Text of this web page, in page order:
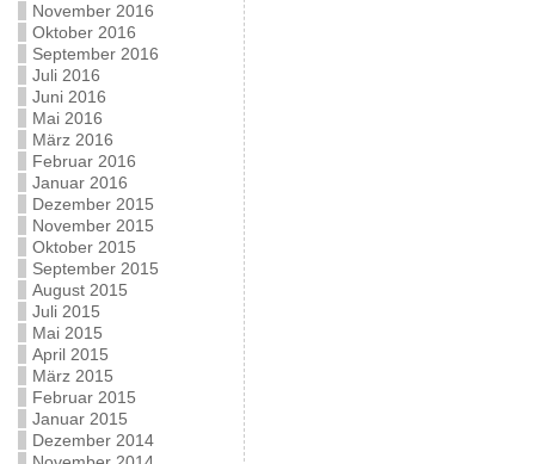
November 2016
Oktober 2016
September 2016
Juli 2016
Juni 2016
Mai 2016
März 2016
Februar 2016
Januar 2016
Dezember 2015
November 2015
Oktober 2015
September 2015
August 2015
Juli 2015
Mai 2015
April 2015
März 2015
Februar 2015
Januar 2015
Dezember 2014